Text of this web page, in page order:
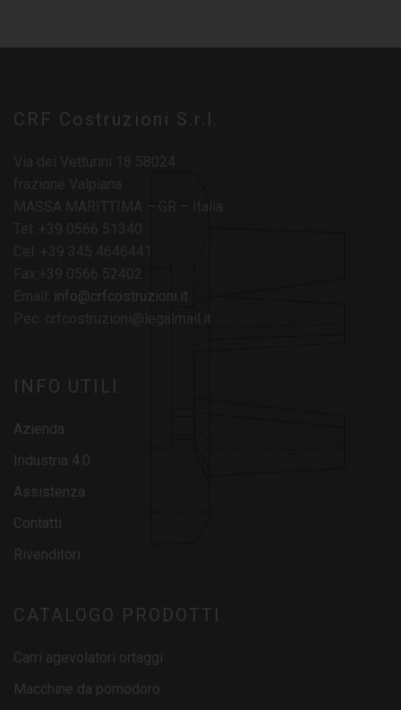
CRF Costruzioni S.r.l.
MASSA MARITTIMA – GR – Italia
info@crfcostruzioni.it
Pec: crfcostruzioni@legalmail.it
INFO UTILI
Azienda
Industria 4.0
Assistenza
Contatti
Rivenditori
CATALOGO PRODOTTI
Carri agevolatori ortaggi
Macchine da pomodoro